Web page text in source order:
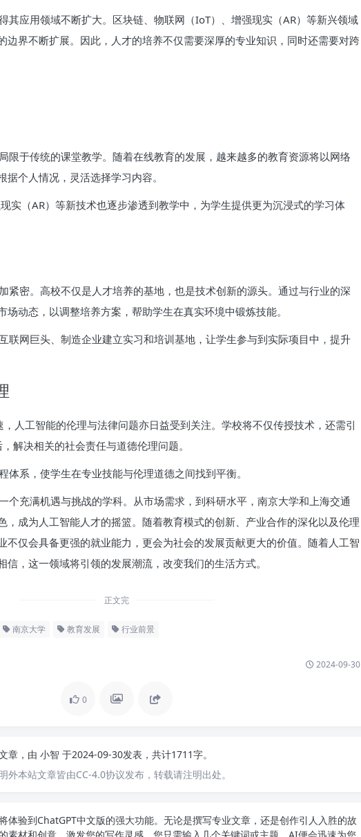
其应用领域不断扩大。区块链、物联网（IoT）、增强现实（AR）等新兴领域
边界不断扩展。因此，人才的培养不仅需要深厚的专业知识，同时还需要对跨
限于传统的课堂教学。随着在线教育的发展，越来越多的教育资源将以网络
个人情况，灵活选择学习内容。
实（AR）等新技术也逐步渗透到教学中，为学生提供更为沉浸式的学习体
紧密。高校不仅是人才培养的基地，也是技术创新的源头。通过与行业的深
场动态，以调整培养方案，帮助学生在真实环境中锻炼技能。
联网巨头、制造企业建立实习和培训基地，让学生参与到实际项目中，提升
人工智能的伦理与法律问题亦日益受到关注。学校将不仅传授技术，还需引
解决相关的社会责任与道德伦理问题。
体系，使学生在专业技能与伦理道德之间找到平衡。
个充满机遇与挑战的学科。从市场需求，到科研水平，南京大学和上海交通
，成为人工智能人才的摇篮。随着教育模式的创新、产业合作的深化以及伦理
不仅会具备更强的就业能力，更会为社会的发展贡献更大的价值。随着人工智
，这一领域将引领的发展潮流，改变我们的生活方式。
正文完
南京大学 教育发展 行业前景
2024-09-30
0
章，由 小智 于2024-09-30发表，共计1711字。
外本站文章皆由CC-4.0协议发布，转载请注明出处。
体验到ChatGPT中文版的强大功能。无论是撰写专业文章，还是创作引人入胜的故